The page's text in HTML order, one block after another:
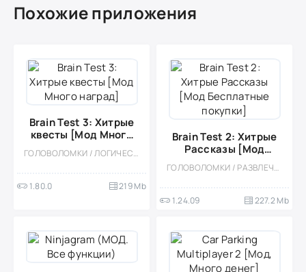
Похожие приложения
Brain Test 3: Xитрые
квесты [Мод Много
наград]
ГОЛОВОЛОМКИ / ЛОГИЧЕСКАЯ / КАЗУАЛЬНЫЕ / ОДНОПОЛЬЗОВАТЕЛЬСКИЕ / СТИЛИЗАЦИЯ / ОФЛАЙН / ДЛЯ ДЕТЕЙ / МОД
1.80.0 219 Mb
Brain Test 2: Хитрые
Рассказы [Мод
Бесплатные покупки]ГОЛОВОЛОМКИ / РАЗВЛЕЧЕНИЯ / КАЗУАЛЬНЫЕ / ОДНОПОЛЬЗОВАТЕЛЬСКИЕ / СТИЛИЗАЦИЯ / ОФЛАЙН / ДЛЯ ДЕТЕЙ / МОД
1.24.09 227.2 Mb